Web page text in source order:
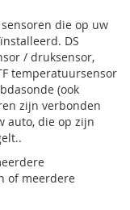
die op uw
DS
/ druksensor,
temperatuursensor
(ook
zijn verbonden
auto, die op zijn
of meerdere